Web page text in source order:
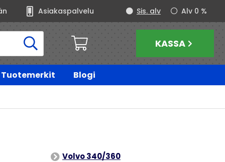
Asiakaspalvelu Alv 0 %
Sis. alv
KASSA
Tuotemerkit Blogi
Volvo 340/360